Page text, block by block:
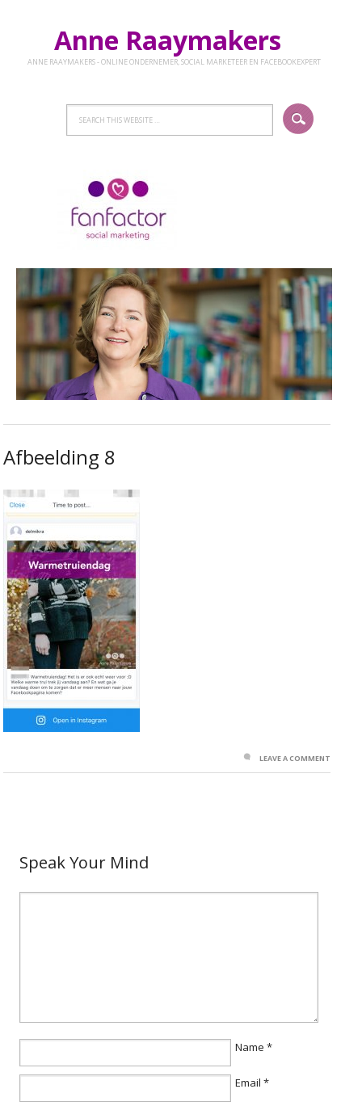
Anne Raaymakers
ANNE RAAYMAKERS - ONLINE ONDERNEMER, SOCIAL MARKETEER EN FACEBOOKEXPERT
Afbeelding 8
LEAVE A COMMENT
Speak Your Mind
Name *
Email *